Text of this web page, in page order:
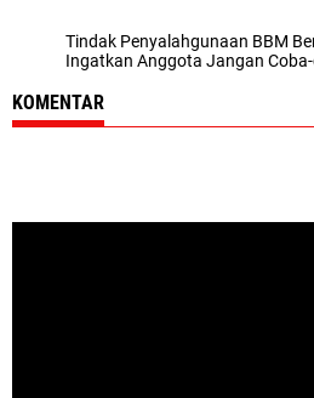
Tindak Penyalahgunaan BBM
Ingatkan Anggota Jangan
KOMENTAR